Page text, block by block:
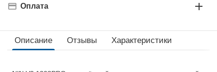
Оплата
Описание Отзывы Характеристики